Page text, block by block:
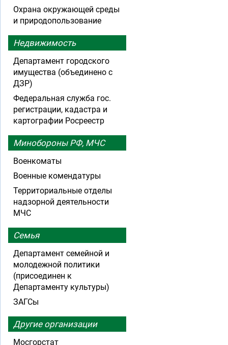
Охрана окружающей среды
и природопользование
Недвижимость
Департамент городского
имущества (объединено с
ДЗР)
Федеральная служба гос.
регистрации, кадастра и
картографии Росреестр
Минобороны РФ, МЧС
Военкоматы
Военные комендатуры
Территориальные отделы
надзорной деятельности
МЧС
Семья
Департамент семейной и
молодежной политики
(присоединен к
Департаменту культуры)
ЗАГСы
Другие организации
Мосгорстат